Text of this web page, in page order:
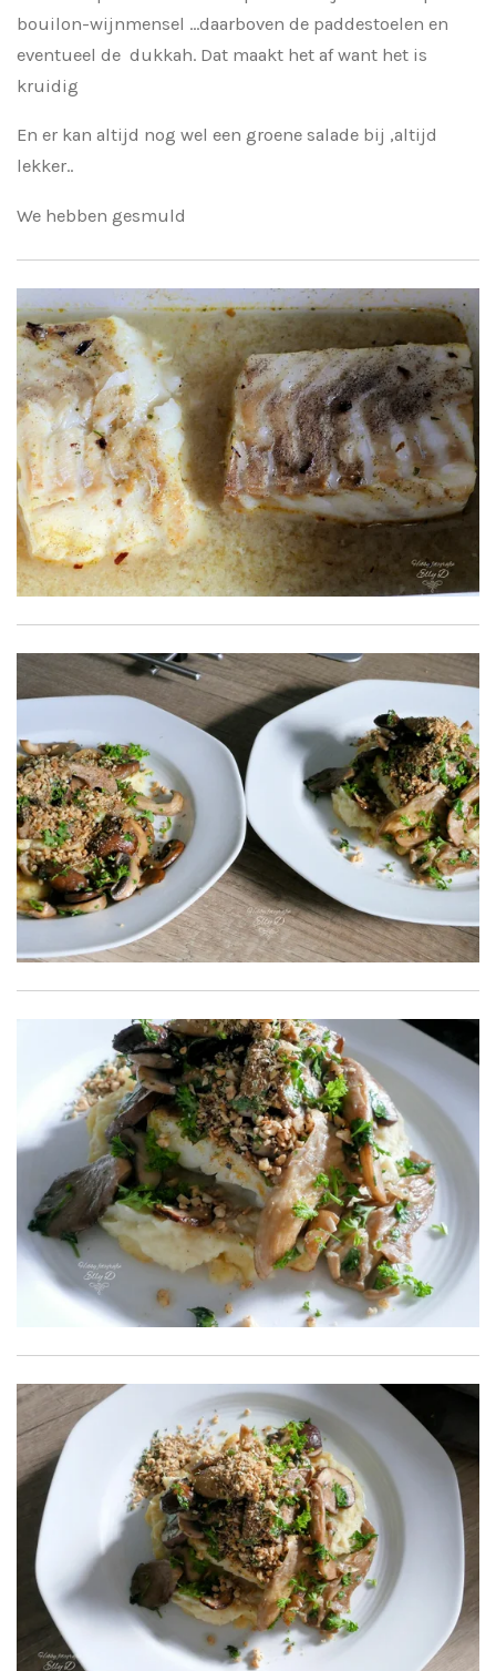
bouilon-wijnmensel ...daarboven de paddestoelen en
eventueel de dukkah. Dat maakt het af want het is
kruidig
En er kan altijd nog wel een groene salade bij ,altijd
lekker..
We hebben gesmuld